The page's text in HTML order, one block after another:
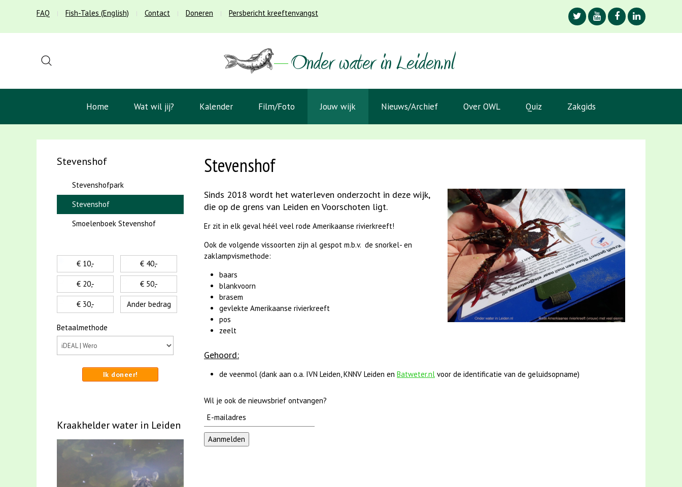
FAQ Fish-Tales (English) Contact Doneren Persbericht kreeftenvangst
Home Wat wil jij? Kalender Film/Foto Jouw wijk Nieuws/Archief Over OWL Quiz Zakgids
Stevenshof
Sinds 2018 wordt het waterleven onderzocht in deze wijk,
die op de grens van Leiden en Voorschoten ligt.
Er zit in elk geval héél veel rode Amerikaanse rivierkreeft!
Ook de volgende vissoorten zijn al gespot m.b.v. de snorkel- en
zaklampvismethode:
baars
blankvoorn
brasem
gevlekte Amerikaanse rivierkreeft
pos
zeelt
Gehoord:
de veenmol (dank aan o.a. IVN Leiden, KNNV Leiden en Batweter.nl voor de identificatie van de geluidsopname)
Wil je ook de nieuwsbrief ontvangen?
Stevenshof
Stevenshofpark
Stevenshof
Smoelenboek Stevenshof
€ 10,-
€ 20,-
€ 30,-
€ 40,-
€ 50,-
Ander bedrag
Betaalmethode
Ik doneer!
Kraakhelder water in Leiden